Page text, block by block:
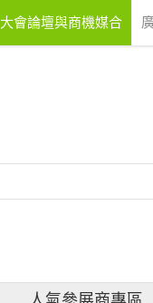
大會論壇與商機媒合